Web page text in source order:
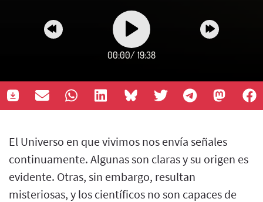
00:00/ 19:38
El Universo en que vivimos nos envía señales
continuamente. Algunas son claras y su origen es
evidente. Otras, sin embargo, resultan
misteriosas, y los científicos no son capaces de